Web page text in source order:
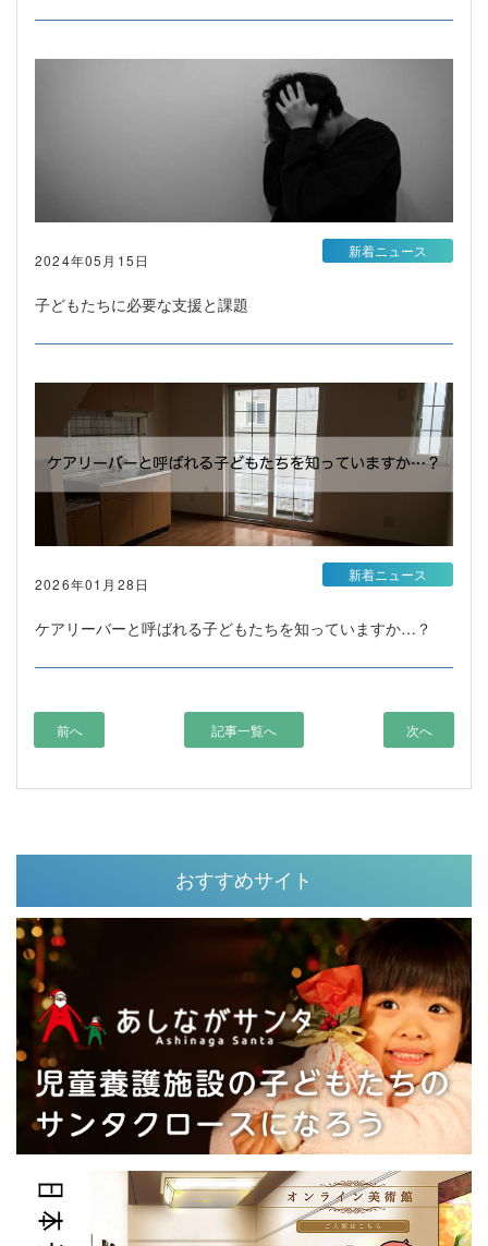
2024年05月15日
子どもたちに必要な支援と課題
新着ニュース
2026年01月28日
ケアリーバーと呼ばれる子どもたちを知っていますか…？
新着ニュース
前へ 記事一覧へ 次へ
おすすめサイト